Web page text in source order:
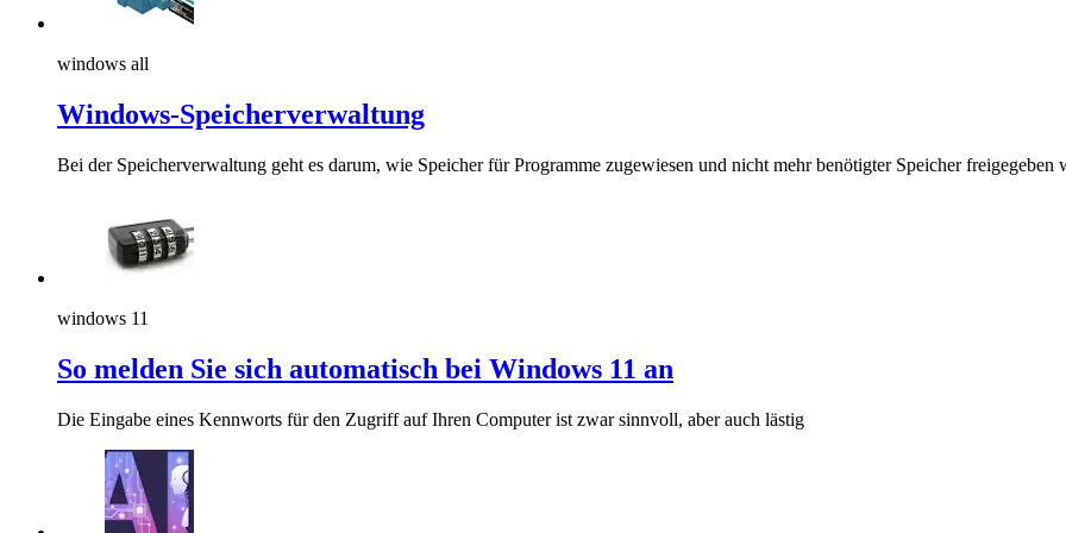
windows all
Windows-Speicherverwaltung
Bei der Speicherverwaltung geht es darum, wie Speicher für Programme zugewiesen und nicht mehr benötigter Speicher freigegeben
windows 11
So melden Sie sich automatisch bei Windows 11 an
Die Eingabe eines Kennworts für den Zugriff auf Ihren Computer ist zwar sinnvoll, aber auch lästig